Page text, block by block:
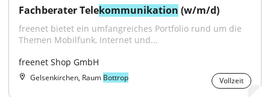
Fachberater Telekommunikation (w/m/d)
freenet bietet ein umfangreiches Portfolio rund um die
Themen Mobilfunk, Internet und...
freenet Shop GmbH
Gelsenkirchen, Raum Bottrop Vollzeit